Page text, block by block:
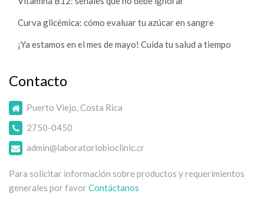
Curva glicémica: cómo evaluar tu azúcar en sangre
¡Ya estamos en el mes de mayo! Cuida tu salud a tiempo
Contacto
Puerto Viejo, Costa Rica
2750-0450
admin@laboratoriobioclinic.cr
Para solicitar información sobre productos y requerimientos
generales por favorContáctanos